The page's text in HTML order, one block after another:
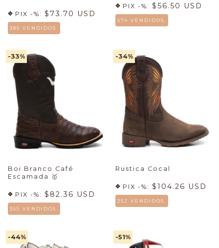
PIX -%: $73.70 USD
385 VENDIDOS.
PIX -%: $56.50 USD
574 VENDIDOS.
-33%
Boi Branco Café
Escamada
🥇
PIX -%: $82.36 USD
355 VENDIDOS.
-34%
Rustica Cocal
PIX -%: $104.26 USD
352 VENDIDOS.
-44% -51%